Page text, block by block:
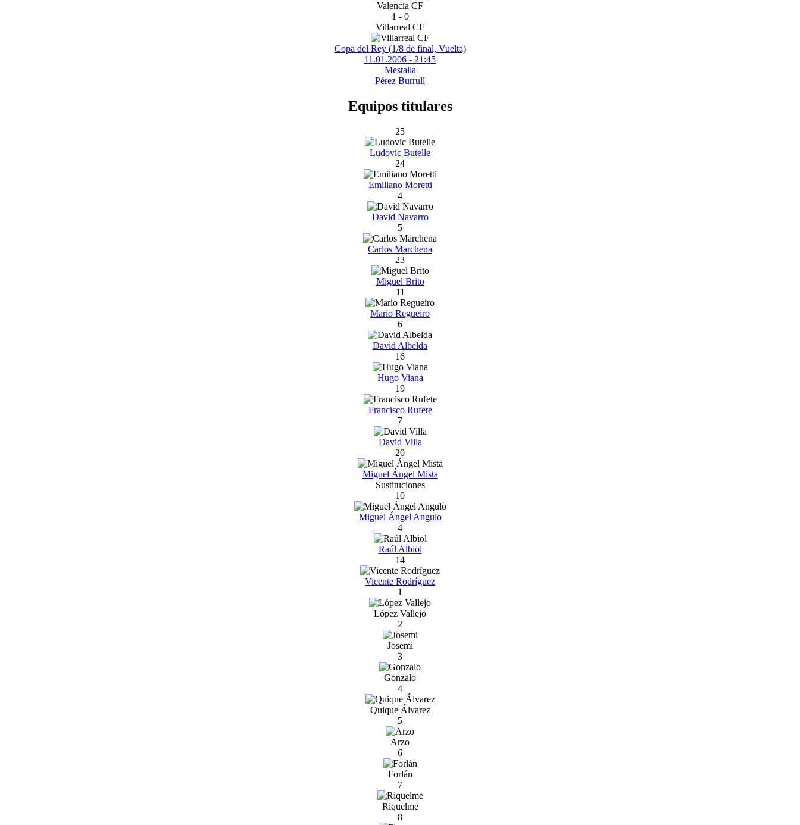
Valencia CF
1 - 0
Villarreal CF
Copa del Rey (1/8 de final, Vuelta)
11.01.2006 - 21:45
Mestalla
Pérez Burrull
Equipos titulares
25
Ludovic Butelle
24
Emiliano Moretti
4
David Navarro
5
Carlos Marchena
23
Miguel Brito
11
Mario Regueiro
6
David Albelda
16
Hugo Viana
19
Francisco Rufete
7
David Villa
20
Miguel Ángel Mista
Sustituciones
10
Miguel Ángel Angulo
4
Raúl Albiol
14
Vicente Rodríguez
1
López Vallejo
2
Josemi
3
Gonzalo
4
Quique Álvarez
5
Arzo
6
Forlán
7
Riquelme
8